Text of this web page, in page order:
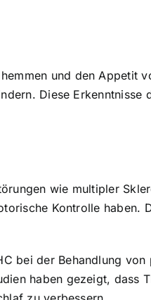
und den Appetit
Diese Erkenntnisse
wie multipler
Kontrolle haben.
bei der Behandlung
haben gezeigt, dass